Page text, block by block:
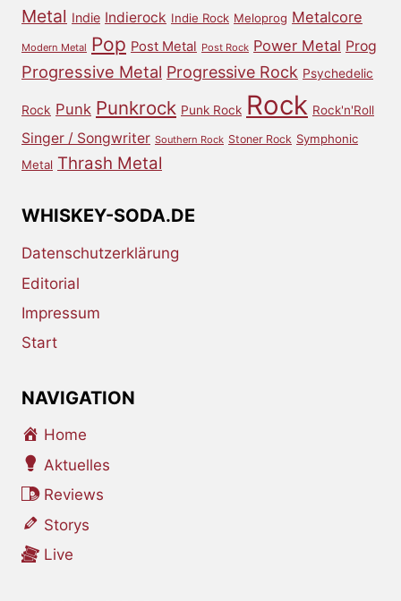
Metal Indie Indierock Indie Rock Meloprog Metalcore
Modern Metal Pop Post Metal Post Rock Power Metal Prog
Progressive Metal Progressive Rock Psychedelic
Rock Punk Punkrock Punk Rock Rock Rock'n'Roll
Singer / Songwriter Southern Rock Stoner Rock Symphonic
Metal Thrash Metal
WHISKEY-SODA.DE
Datenschutzerklärung
Editorial
Impressum
Start
NAVIGATION
Home
Aktuelles
Reviews
Storys
Live